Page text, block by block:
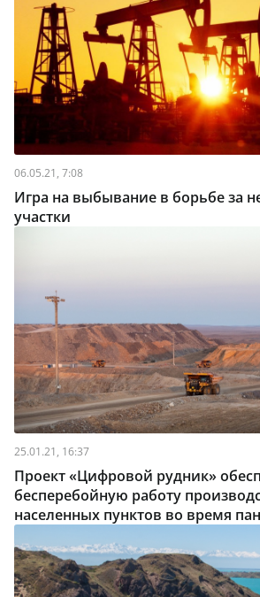
06.05.21, 7:08
Игра на выбывание в борьбе за
участки
25.01.21, 16:37
Проект «Цифровой рудник»
бесперебойную работу
населенных пунктов во время